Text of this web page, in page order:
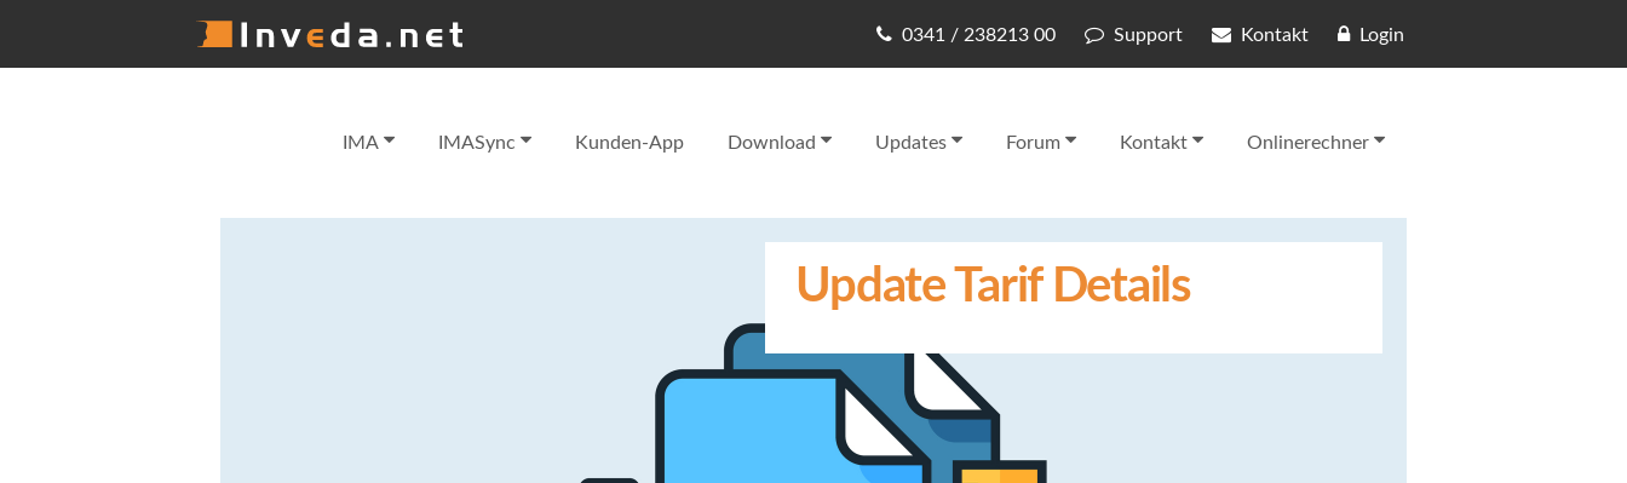
0341 / 238213 00 Support Kontakt Login
IMA IMASync Kunden-App Download Updates Forum Kontakt Onlinerechner
Update Tarif Details